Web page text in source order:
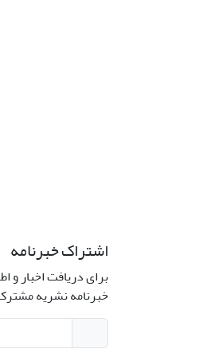
اشتراک خبرنامه
برای دریافت اخبار و
خبرنامه نشریه